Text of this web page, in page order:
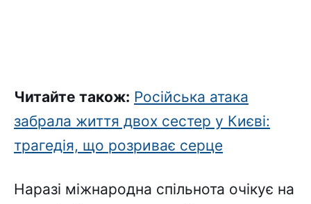
Читайте також: Російська атака
забрала життя двох сестер у Києві:
трагедія, що розриває серце
Наразі міжнародна спільнота очікує на